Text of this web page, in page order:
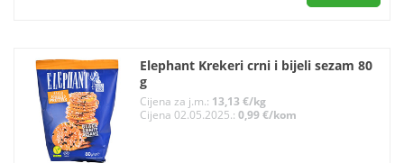
Elephant Krekeri crni i bijeli sezam 80
g
Cijena za j.m.: 13,13 €/kg
Cijena 02.05.2025.: 0,99 €/kom